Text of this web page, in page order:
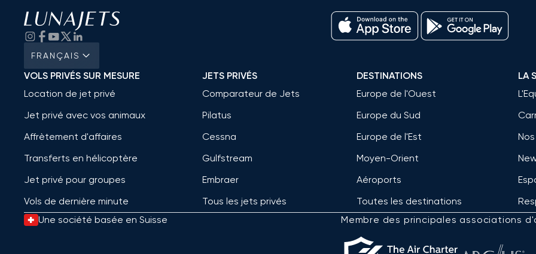
FRANÇAIS
VOLS PRIVÉS SUR MESURE
Location de jet privé
Jet privé avec vos animaux
Affrètement d'affaires
Transferts en hélicoptère
Jet privé pour groupes
Vols de dernière minute
JETS PRIVÉS
Comparateur de Jets
Pilatus
Cessna
Gulfstream
Embraer
Tous les jets privés
DESTINATIONS
Europe de l'Ouest
Europe du Sud
Europe de l'Est
Moyen-Orient
Aéroports
Toutes les destinations
LA
Une société basée en Suisse
Membre des principales associations